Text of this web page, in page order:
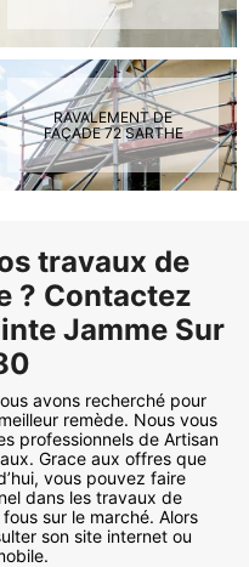
RAVALEMENT DE
FAÇADE 72 SARTHE
travaux de
? Contactez
Jamme Sur
avons recherché pour
remède. Nous vous
professionnels de Artisan
Grace aux offres que
vous pouvez faire
dans les travaux de
sur le marché. Alors
son site internet ou